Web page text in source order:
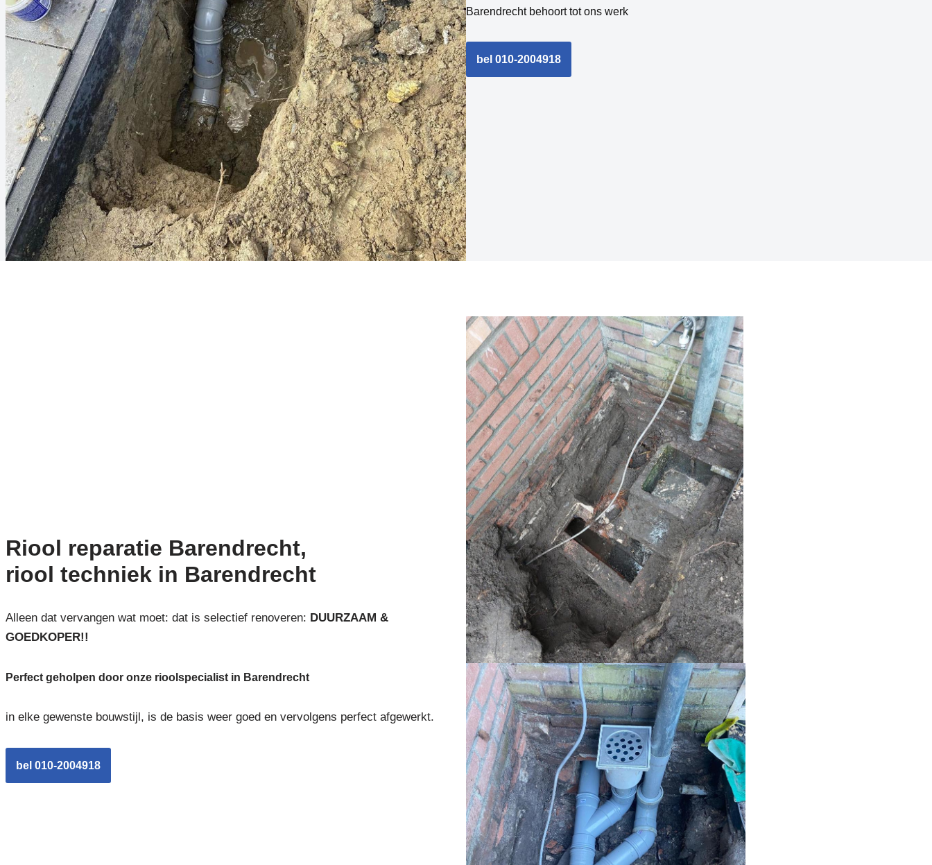
Barendrecht behoort tot ons werk
bel 010-2004918
Riool reparatie Barendrecht,
riool techniek in Barendrecht
Alleen dat vervangen wat moet: dat is selectief renoveren: DUURZAAM &
GOEDKOPER!!
Perfect geholpen door onze rioolspecialist in Barendrecht
in elke gewenste bouwstijl, is de basis weer goed en vervolgens perfect afgewerkt.
bel 010-2004918